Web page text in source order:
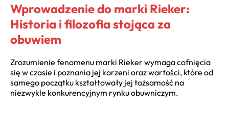
Wprowadzenie do marki Rieker:
Historia i filozofia stojąca za
obuwiem
Zrozumienie fenomenu marki Rieker wymaga cofnięcia
się w czasie i poznania jej korzeni oraz wartości, które od
samego początku kształtowały jej tożsamość na
niezwykle konkurencyjnym rynku obuwniczym.